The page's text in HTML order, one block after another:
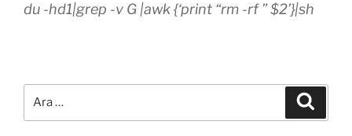
du -hd1|grep -v G |awk {‘print “rm -rf ” $2’}|sh